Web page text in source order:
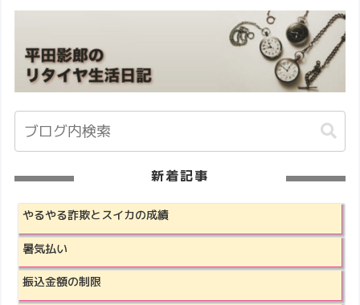
新着記事
やるやる詐欺とスイカの成績
暑気払い
振込金額の制限